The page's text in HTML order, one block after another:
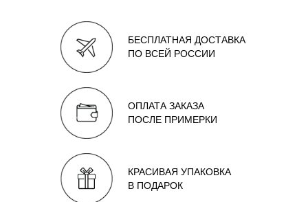
БЕСПЛАТНАЯ ДОСТАВКА
ПО ВСЕЙ РОССИИ
ОПЛАТА ЗАКАЗА
ПОСЛЕ ПРИМЕРКИ
КРАСИВАЯ УПАКОВКА
В ПОДАРОК